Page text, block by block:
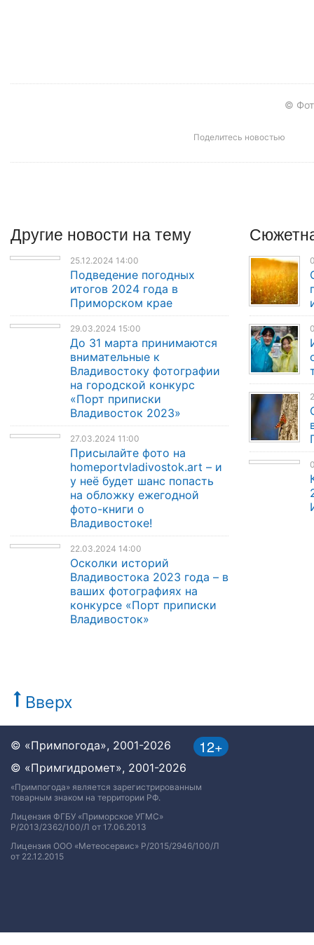
©
Поделитесь новостью
Другие новости на тему
25.12.2024 14:00
Подведение погодных
итогов 2024 года в
Приморском крае
29.03.2024 15:00
До 31 марта принимаются
внимательные к
Владивостоку фотографии
на городской конкурс
«Порт приписки
Владивосток 2023»
27.03.2024 11:00
Присылайте фото на
homeportvladivostok.art – и
у неё будет шанс попасть
на обложку ежегодной
фото-книги о
Владивостоке!
22.03.2024 14:00
Осколки историй
Владивостока 2023 года – в
ваших фотографиях на
конкурсе «Порт приписки
Владивосток»
Вверх
12+
© «Примпогода», 2001-2026
© «Примгидромет», 2001-2026
«Примпогода» является зарегистрированным
товарным знаком на территории РФ.
Лицензия ФГБУ «Приморское УГМС»
Р/2013/2362/100/Л от 17.06.2013
Лицензия ООО «Метеосервис» Р/2015/2946/100/Л
от 22.12.2015